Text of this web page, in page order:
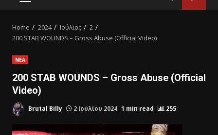
Home 2024 Ιούλιος
2
200 STAB WOUNDS – Gross Abuse (Official Video)
ΝΕΑ
200 STAB WOUNDS – Gross Abuse (Official
Video)
Brutal Billy 2 Ιουλίου 2024 1 min read 255